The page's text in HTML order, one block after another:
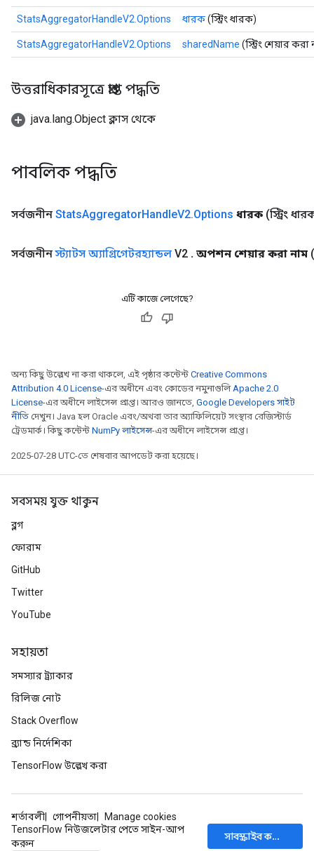
StatsAggregatorHandleV2.Options ধারক(স্ট্রিং ধারক)
StatsAggregatorHandleV2.Options sharedName (স্ট্রিং শেয়ার করা
উত্তরাধিকারসূত্রে প্রাপ্ত পদ্ধতি
java.lang.Object ক্লাস থেকে
পাবলিক পদ্ধতি
সর্বজনীন StatsAggregatorHandleV2.Options ধারক (স্ট্রিং
সর্বজনীনস্ট্যাটস অ্যাগ্রিগেটরহ্যান্ডল V2 . অপশন শেয়ার করা নাম
এটি কাজে লেগেছে?
অন্য কিছু উল্লেখ না করা থাকলে, এই পৃষ্ঠার কন্টেন্ট Creative Commons
Attribution 4.0 License-এর অধীনে এবং কোডের নমুনাগুলিApache 2.0
License-এর অধীনে লাইসেন্স প্রাপ্ত। আরও জানতে, Google Developers সাইট
নীতি দেখুন। Java হল Oracle এবং/অথবা তার অ্যাফিলিয়েট সংস্থার রেজিস্টার্ড
ট্রেডমার্ক। কিছু কন্টেন্ট NumPy লাইসেন্স-এর অধীনে লাইসেন্স প্রাপ্ত।
2025-07-28 UTC-তে শেষবার আপডেট করা হয়েছে।
সবসময় যুক্ত থাকুন
ব্লগ
ফোরাম
GitHub
Twitter
YouTube
সহায়তা
সমস্যার ট্র্যাকার
রিলিজ নোট
Stack Overflow
ব্র্যান্ড নির্দেশিকা
TensorFlow উল্লেখ করা
শর্তাবলী গোপনীয়তা
Manage cookies
TensorFlow নিউজলেটার পেতে সাইন-আপ
করুন
সাবস্ক্রাইব করুন